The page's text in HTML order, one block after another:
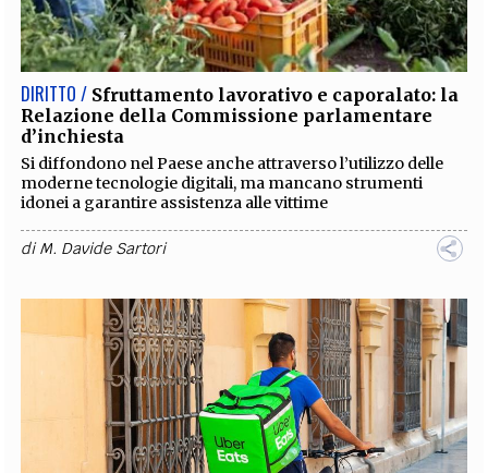
EXTRA
CODICI RUBRICHE LIBRI PROCEEDINGS PUBBLICITÀ CONTATTI
SOCIAL MEDIA
DIRITTO / Sfruttamento lavorativo e caporalato: la
Relazione della Commissione parlamentare
d’inchiesta
Si diffondono nel Paese anche attraverso l’utilizzo delle
moderne tecnologie digitali, ma mancano strumenti
idonei a garantire assistenza alle vittime
diM. Davide Sartori